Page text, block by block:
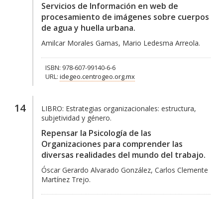
Servicios de Información en web de
procesamiento de imágenes sobre cuerpos
de agua y huella urbana.
Amilcar Morales Gamas, Mario Ledesma Arreola.
ISBN: 978-607-99140-6-6
URL: idegeo.centrogeo.org.mx
14 LIBRO: Estrategias organizacionales: estructura,
subjetividad y género.
Repensar la Psicología de las
Organizaciones para comprender las
diversas realidades del mundo del trabajo.
Óscar Gerardo Alvarado González, Carlos Clemente
Martínez Trejo.